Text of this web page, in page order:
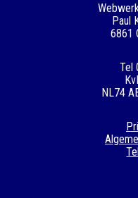
Paul
6861
Tel
NL74